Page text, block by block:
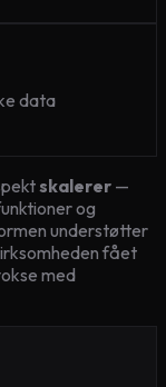
data
skalerer —
og
understøtter
fået
med